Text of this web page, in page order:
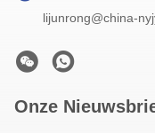
lijunrong@china-
Onze